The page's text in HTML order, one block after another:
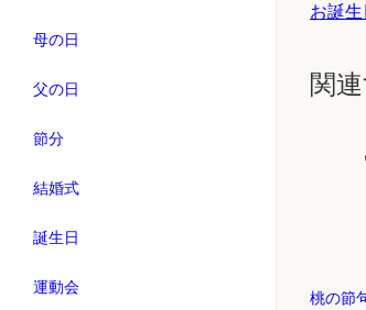
母の日
父の日
節分
結婚式
誕生日
運動会
お誕生
関
桃の節